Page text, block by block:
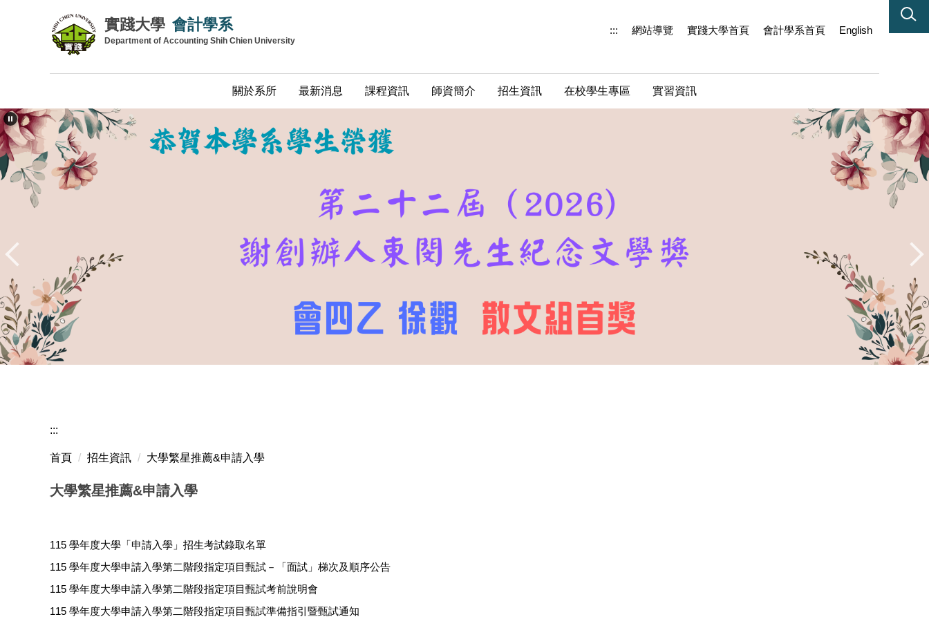
區
實踐大學 會計學系
Department of Accounting Shih Chien University
關於系所 最新消息 課程資訊 師資簡介 招生資訊 在校學生專區 實習資訊
::: 網站導覽 實踐大學首頁 會計學系首頁 English
:::
首頁 招生資訊 大學繁星推薦&申請入學
大學繁星推薦&申請入學
115 學年度大學「申請入學」招生考試錄取名單
115 學年度大學申請入學第二階段指定項目甄試－「面試」梯次及順序公告
115 學年度大學申請入學第二階段指定項目甄試考前說明會
115 學年度大學申請入學第二階段指定項目甄試準備指引暨甄試通知